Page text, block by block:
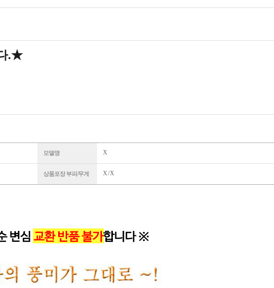
.★
모델명 X
상품포장 부피/무게 X / X